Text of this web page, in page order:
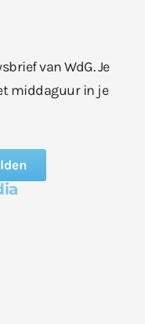
van WdG. Je
middaguur in je